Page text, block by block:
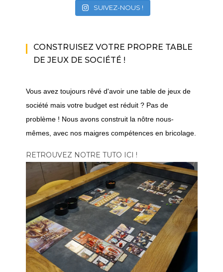
SUIVEZ-NOUS !
CONSTRUISEZ VOTRE PROPRE TABLE
DE JEUX DE SOCIÉTÉ !
Vous avez toujours rêvé d'avoir une table de jeux de
société mais votre budget est réduit ? Pas de
problème ! Nous avons construit la nôtre nous-
mêmes, avec nos maigres compétences en bricolage.
RETROUVEZ NOTRE TUTO ICI !